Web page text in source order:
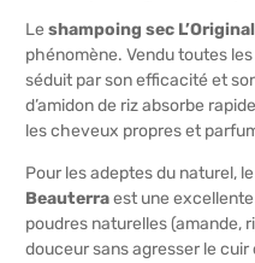
Le shampoing sec
phénomène. Vendu toutes
séduit par son efficacité et
d’amidon de riz absorbe
les cheveux propres et
Pour les adeptes du naturel, le
Beauterraest une
poudres naturelles (amande,
douceur sans agresser le cuir